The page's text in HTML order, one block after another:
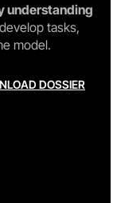
understanding
tasks,
model.
DOSSIER